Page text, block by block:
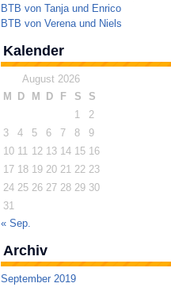
BTB von Tanja und Enrico
BTB von Verena und Niels
Kalender
August 2026
M
D M D F S
S
1
2
3
4 5 6 7 8
9
10 11 12 13 14 15 16
17 18 19 20 21 22 23
24 25 26 27 28 29 30
31
« Sep.
Archiv
September 2019